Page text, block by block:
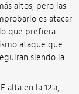
altos, pero las
es atacar
que prefiera.
ataque que
siendo la
alta en la 12.a,